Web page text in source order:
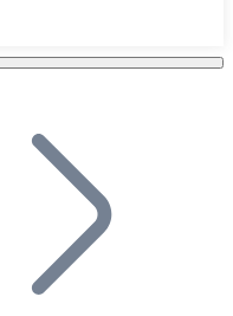
negocio y permite que